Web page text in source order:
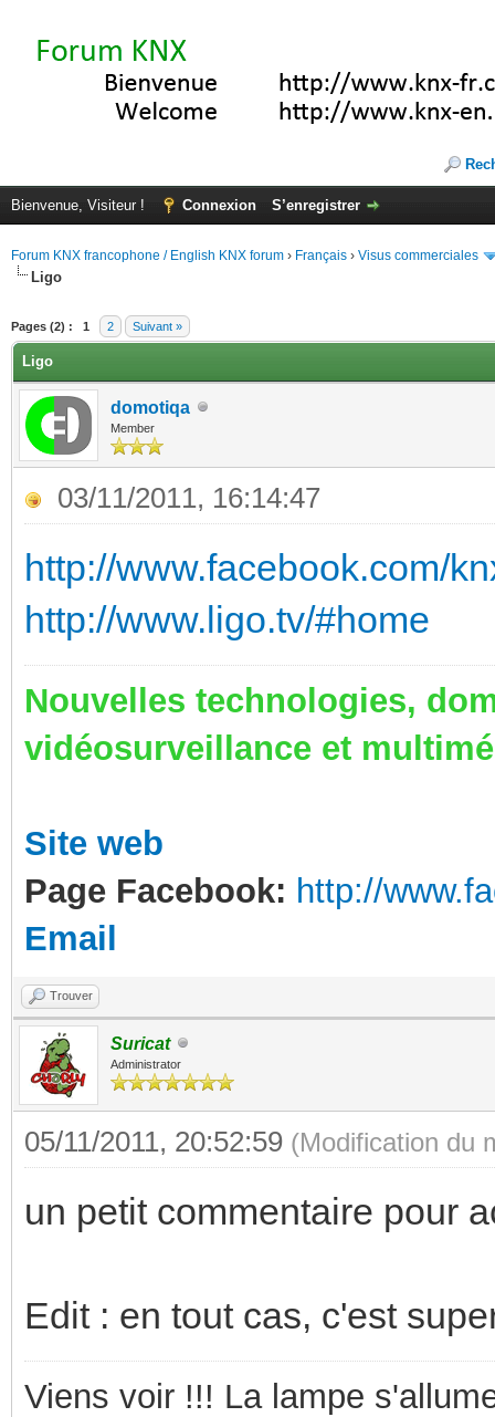
Bienvenue, Visiteur ! Connexion S’enregistrer
Forum KNX francophone / English KNX forum › Français › Visus commerciales
Ligo
Pages (2) : 1 2 Suivant »
Ligo
domotiqa
Member
03/11/2011, 16:14:47
http://www.facebook.com/
http://www.ligo.tv/#home
Nouvelles technologies,
vidéosurveillance et
Site web
Page Facebook: http://
Email
Trouver
Suricat
Administrator
05/11/2011, 20:52:59 (Modification du
un petit commentaire pour
Edit : en tout cas, c'est
Viens voir !!! La lampe